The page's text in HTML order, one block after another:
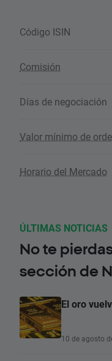
Código ISIN
Comisión
Días de negociación
Valor mínimo de
Horario del Mercado
ÚLTIMAS NOTICIAS
No te
sección de
El oro
10 de agosto